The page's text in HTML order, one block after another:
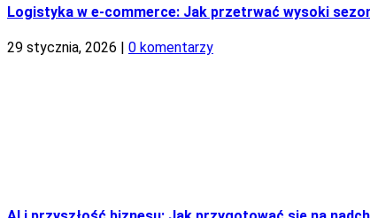
Logistyka w e-commerce: Jak przetrwać wysoki
29 stycznia, 2026 | 0 komentarzy